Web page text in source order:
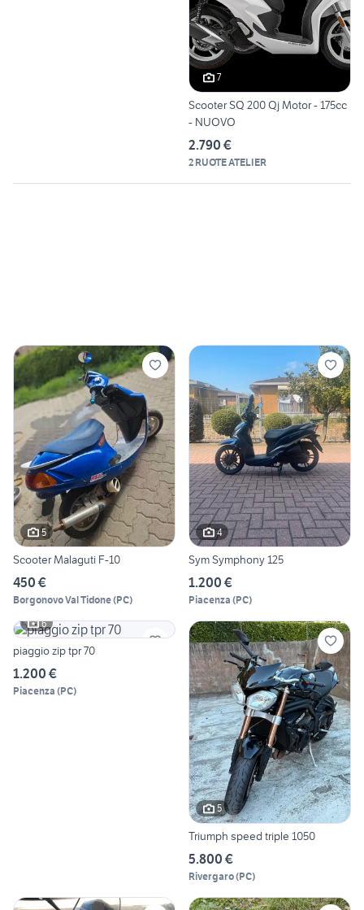
7
Scooter SQ 200 Qj Motor - 175cc
- NUOVO
2.790 €
2 RUOTE ATELIER
5
Scooter Malaguti F-10
450 €
Borgonovo Val Tidone(PC)
4
Sym Symphony 125
1.200 €
Piacenza (PC)
6
piaggio zip tpr 70
1.200 €
Piacenza (PC)
5
Triumph speed triple 1050
5.800 €
Rivergaro(PC)